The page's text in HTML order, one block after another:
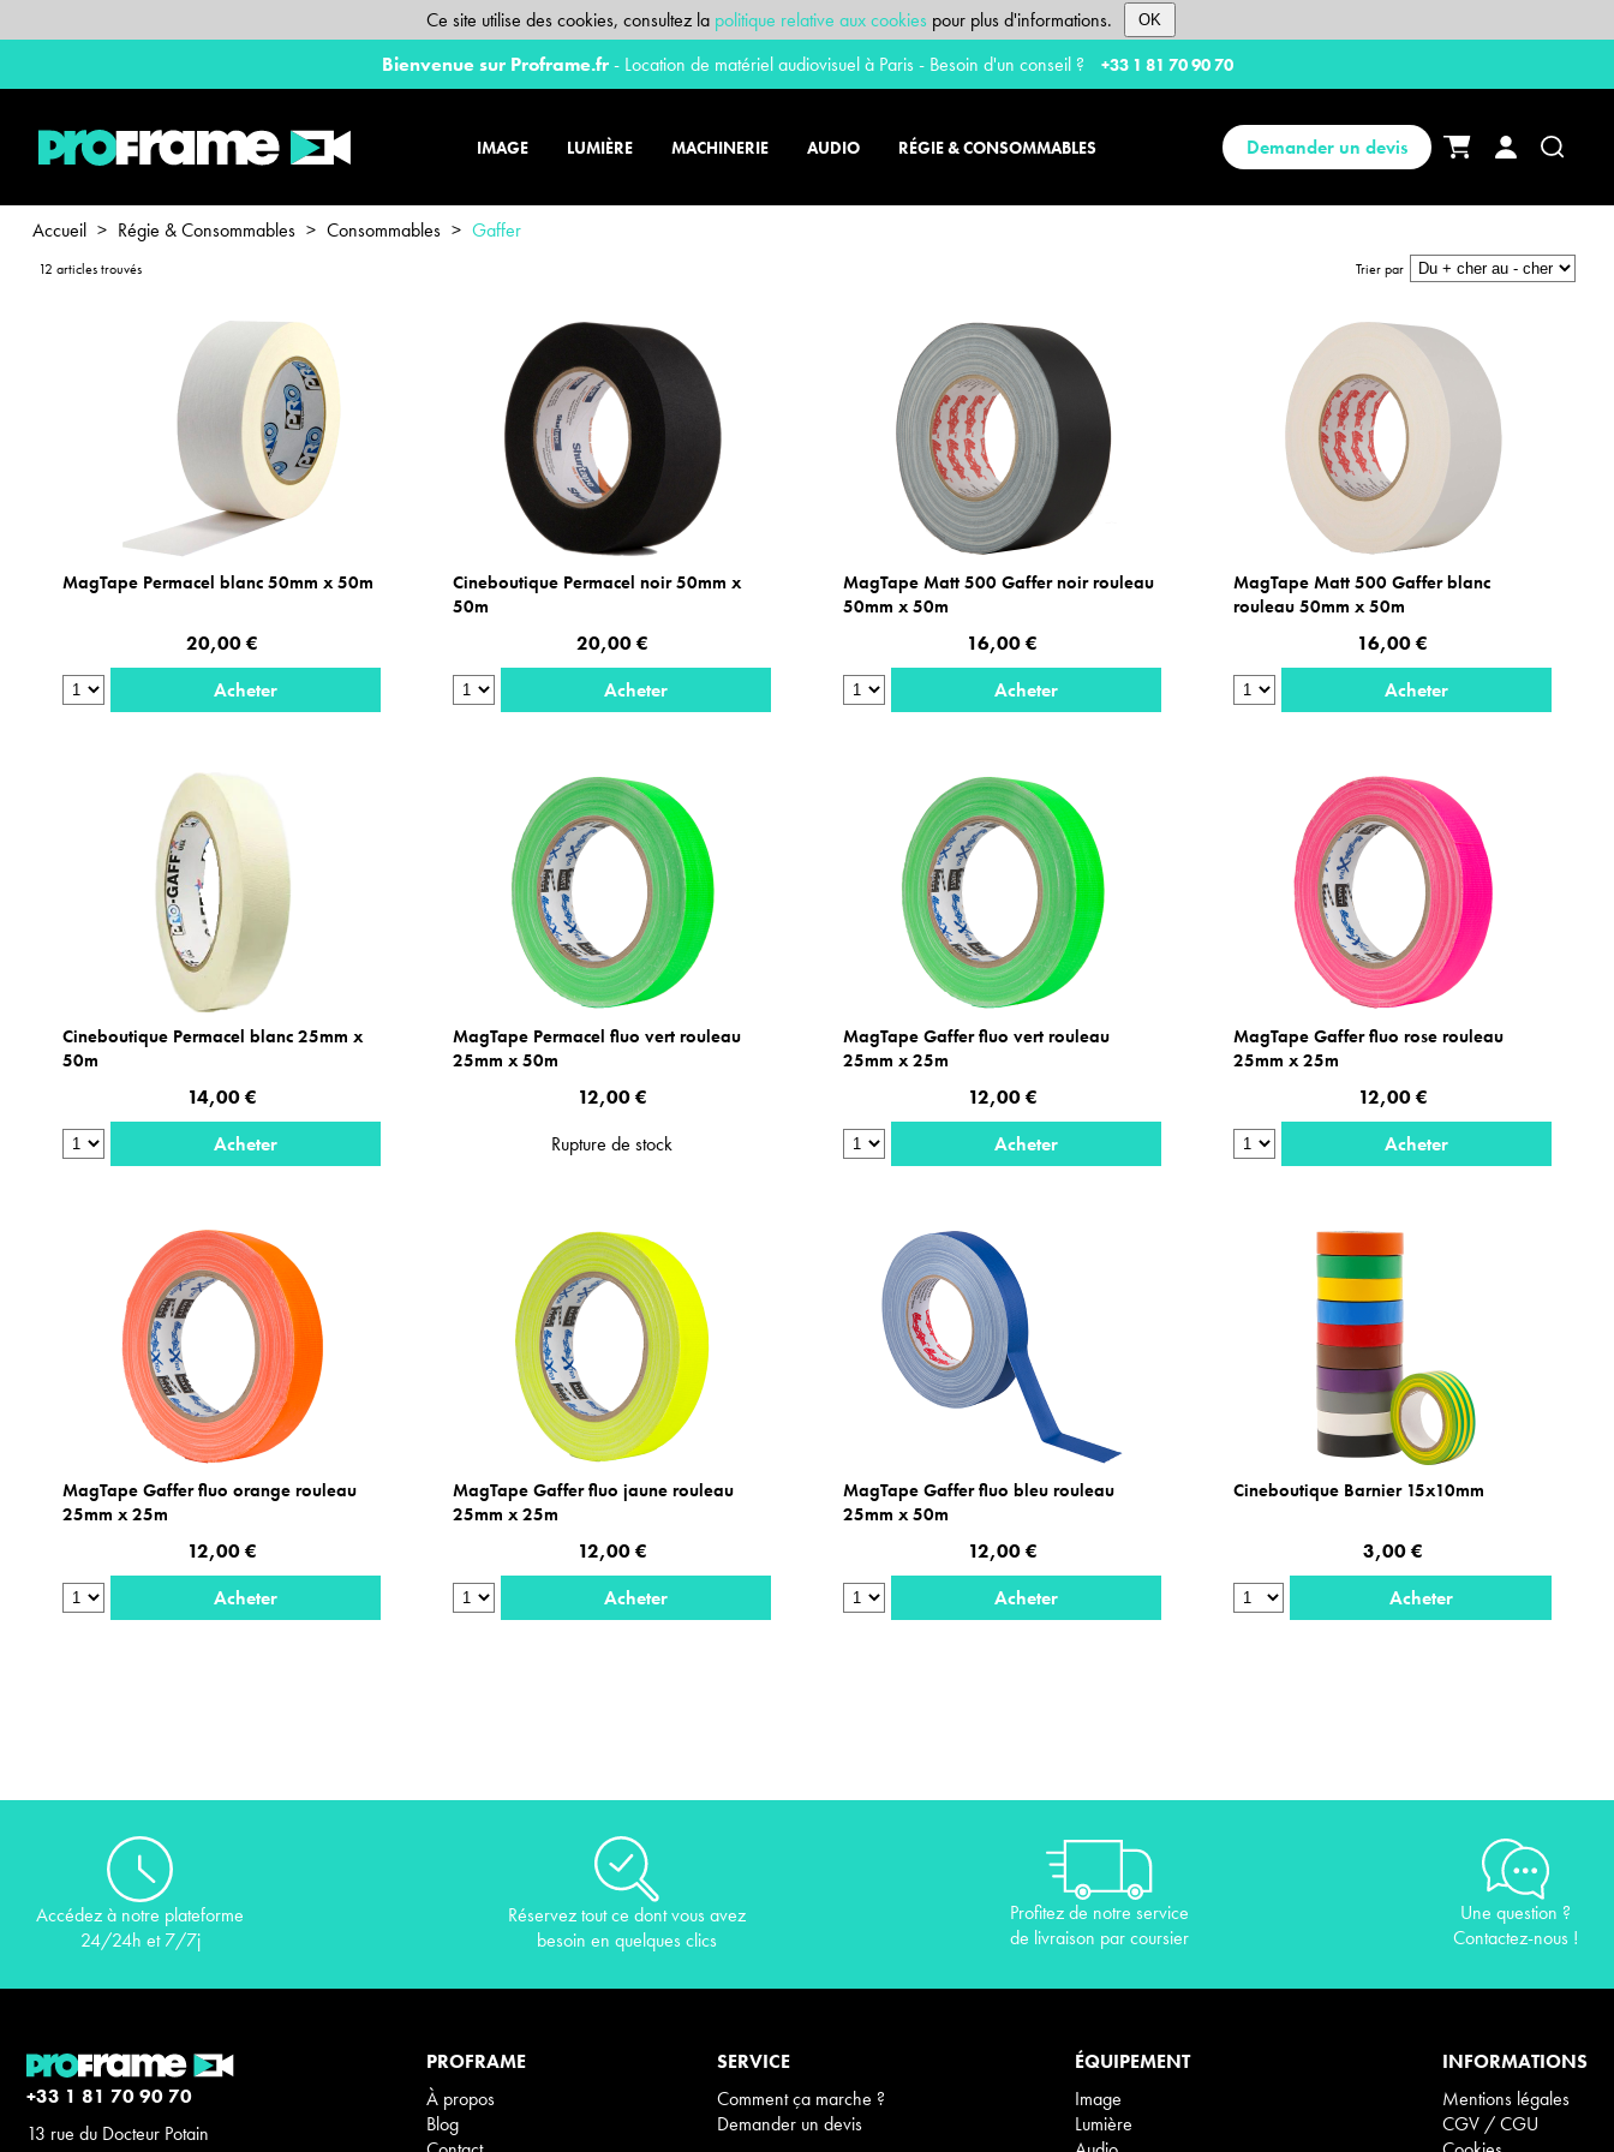
Ce site utilise des cookies, consultez la politique relative aux cookies pour plus d'informations. OK
Bienvenue sur Proframe.fr- Location de matériel audiovisuel à Paris - Besoin d'un conseil ? +33 1 81 70 90 70
IMAGE LUMIÈRE MACHINERIE AUDIO RÉGIE & CONSOMMABLES Demander un devis
Accueil > Régie & Consommables > Consommables > Gaffer
12 articles trouvés Trier par
MagTape Permacel blanc 50mm x 50m
20,00 €
Acheter
Cineboutique Permacel noir 50mm x
50m
20,00 €
Acheter
MagTape Matt 500 Gaffer noir rouleau
50mm x 50m
16,00 €
Acheter
MagTape Matt 500 Gaffer blanc
rouleau 50mm x 50m
16,00 €
Acheter
Cineboutique Permacel blanc 25mm x
50m
14,00 €
Acheter
MagTape Permacel fluo vert rouleau
25mm x 50m
12,00 €
Rupture de stock
MagTape Gaffer fluo vert rouleau
25mm x 25m
12,00 €
Acheter
MagTape Gaffer fluo rose rouleau
25mm x 25m
12,00 €
Acheter
MagTape Gaffer fluo orange rouleau
25mm x 25m
12,00 €
Acheter
MagTape Gaffer fluo jaune rouleau
25mm x 25m
12,00 €
Acheter
MagTape Gaffer fluo bleu rouleau
25mm x 50m
12,00 €
Acheter
Cineboutique Barnier 15x10mm
3,00 €
Acheter
Accédez à notre plateforme
24/24h et 7/7j
Réservez tout ce dont vous avez
besoin en quelques clics
Profitez de notre service
de livraison par coursier
Une question ?
Contactez-nous !
+33 1 81 70 90 70
13 rue du Docteur Potain
PROFRAME
À propos
Blog
SERVICE
Comment ça marche ?
Demander un devis
ÉQUIPEMENT
Image
Lumière
INFORMATIONS
Mentions légales
CGV / CGU